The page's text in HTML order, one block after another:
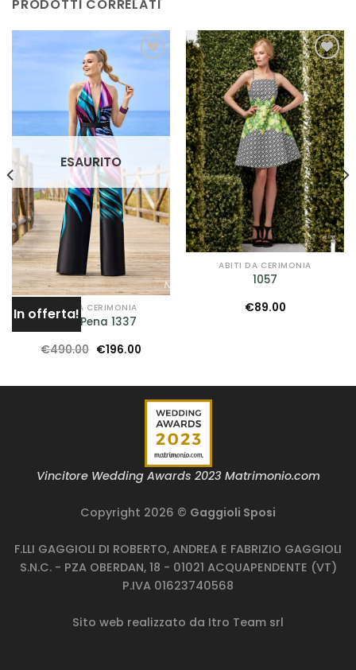
PRODOTTI CORRELATI
In offerta!
AGGIUNGI
ALLA TUA
LISTA DEI
DESIDERI
ESAURITO
ABITI DA CERIMONIA
Sonia Pena 1337
€490.00 Il
€490.00.
€196.00Il
€196.00.
AGGIUNGI
ALLA TUA
LISTA DEI
DESIDERI
ABITI DA CERIMONIA
1057
€89.00
Vincitore Wedding Awards 2023 Matrimonio.com
Copyright 2026 © Gaggioli Sposi
F.LLI GAGGIOLI DI ROBERTO, ANDREA E FABRIZIO GAGGIOLI
S.N.C. - PZA OBERDAN, 18 - 01021 ACQUAPENDENTE (VT)
P.IVA 01623740568
Sito web realizzato da Itro Team srl